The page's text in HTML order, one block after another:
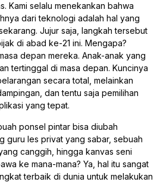
Kami selalu menekankan bahwa
dari teknologi adalah hal yang
Jujur saja, langkah tersebut
di abad ke-21 ini. Mengapa?
depan mereka. Anak-anak yang
tertinggal di masa depan. Kuncinya
secara total, melainkan
dan tentu saja pemilihan
yang tepat.
ponsel pintar bisa diubah
guru les privat yang sabar, sebuah
canggih, hingga kanvas seni
ke mana-mana? Ya, hal itu sangat
terbaik di dunia untuk melakukan